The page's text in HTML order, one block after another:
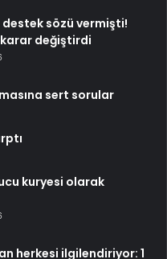
destek sözü vermişti!
değiştirdi
sert sorular
kuryesi olarak
herkesi ilgilendiriyor: 1